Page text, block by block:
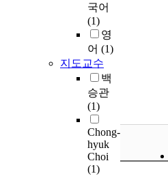
국어
(1)
영
어 (1)
지도교수
백
승관
(1)
Chong-
hyuk
Choi
(1)